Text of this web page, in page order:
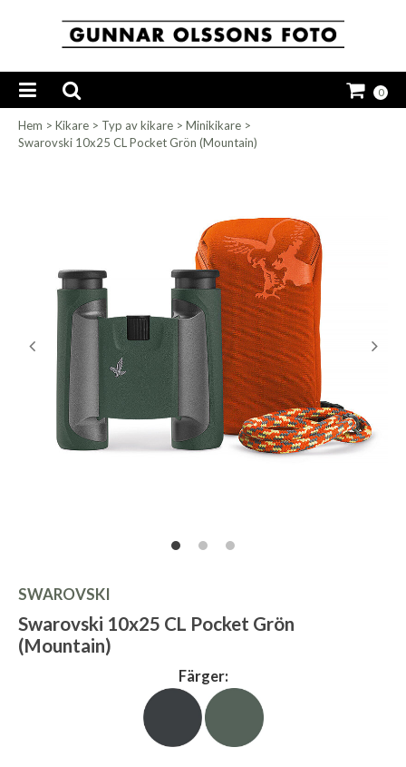
0
Hem > Kikare > Typ av kikare > Minikikare >
Swarovski 10x25 CL Pocket Grön (Mountain)
SWAROVSKI
Swarovski 10x25 CL Pocket Grön
(Mountain)
Färger: